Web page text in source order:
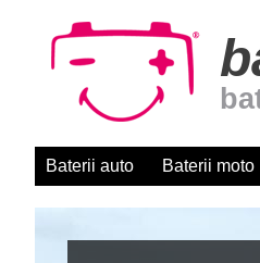
Baterii auto Baterii moto